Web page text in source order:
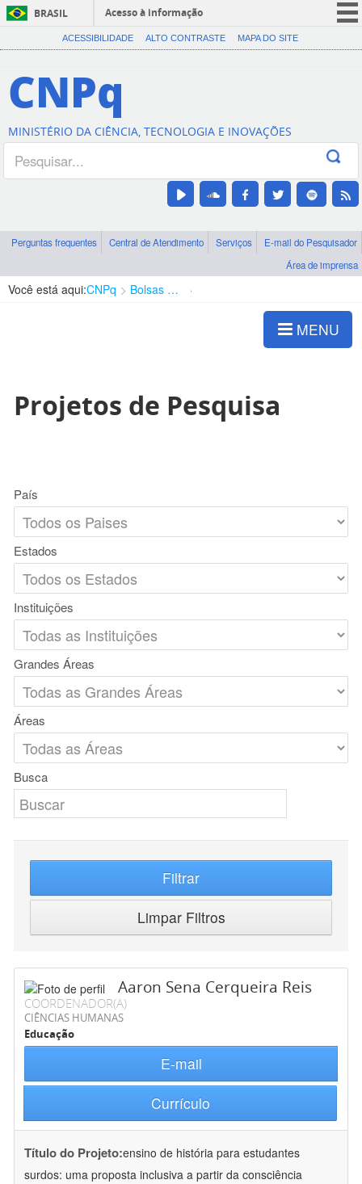
BRASIL
Acesso à informação
CORONAVÍRUS (COVID-19)
Canais
ACESSIBILIDADE ALTO CONTRASTE MAPA DO SITE
CNPq
MINISTÉRIO DA CIÊNCIA, TECNOLOGIA E INOVAÇÕES
Perguntas frequentes Central de Atendimento Serviços
E-mail do Pesquisador
Área de imprensa
Você está aqui:CNPq Bolsas e Auxílios Vigentes
MENU
Projetos de Pesquisa
País
Estados
Instituições
Grandes Áreas
Áreas
Busca
Filtrar
Limpar Filtros
Aaron Sena Cerqueira Reis
COORDENADOR(A)
CIÊNCIAS HUMANAS
Educação
E-mail
Currículo
Título do Projeto:ensino de história para estudantes
surdos: uma proposta inclusiva a partir da consciência